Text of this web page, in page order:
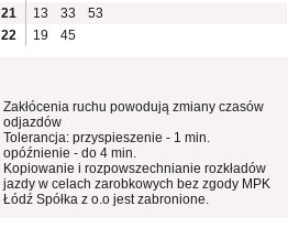
21
13 33
53
22
19 45
Zakłócenia ruchu powodują zmiany czasów
odjazdów
Tolerancja: przyspieszenie - 1 min.
opóźnienie - do 4 min.
Kopiowanie i rozpowszechnianie rozkładów
jazdy w celach zarobkowych bez zgody MPK
Łódź Spółka z o.o jest zabronione.